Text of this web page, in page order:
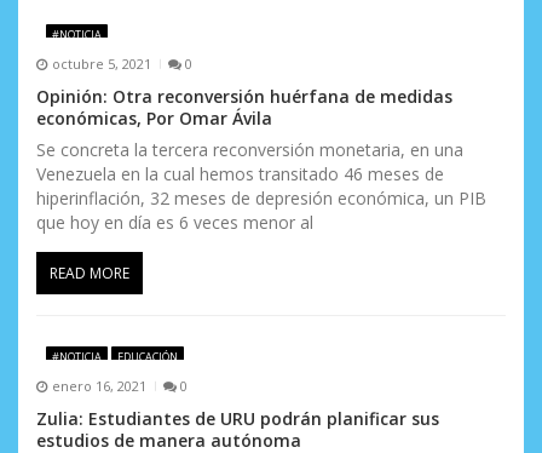
e
n
t
r
a
d
a
#NOTICIA
octubre 5, 2021 0
Opinión: Otra reconversión huérfana de medidas
económicas, Por Omar Ávila
Se concreta la tercera reconversión monetaria, en una
Venezuela en la cual hemos transitado 46 meses de
hiperinflación, 32 meses de depresión económica, un PIB
que hoy en día es 6 veces menor al
READ MORE
#NOTICIA EDUCACIÓN
enero 16, 2021 0
Zulia: Estudiantes de URU podrán planificar sus
estudios de manera autónoma